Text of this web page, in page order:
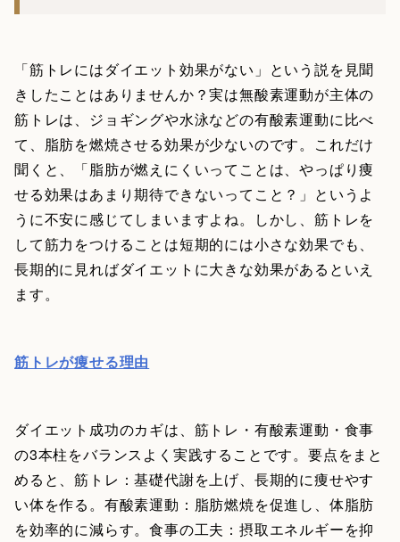
「筋トレにはダイエット効果がない」という説を見聞
きしたことはありませんか？実は無酸素運動が主体の
筋トレは、ジョギングや水泳などの有酸素運動に比べ
て、脂肪を燃焼させる効果が少ないのです。これだけ
聞くと、「脂肪が燃えにくいってことは、やっぱり痩
せる効果はあまり期待できないってこと？」というよ
うに不安に感じてしまいますよね。しかし、筋トレを
して筋力をつけることは短期的には小さな効果でも、
長期的に見ればダイエットに大きな効果があるといえ
ます。
筋トレが痩せる理由
ダイエット成功のカギは、筋トレ・有酸素運動・食事
の3本柱をバランスよく実践することです。要点をまと
めると、筋トレ：基礎代謝を上げ、長期的に痩せやす
い体を作る。有酸素運動：脂肪燃焼を促進し、体脂肪
を効率的に減らす。食事の工夫：摂取エネルギーを抑